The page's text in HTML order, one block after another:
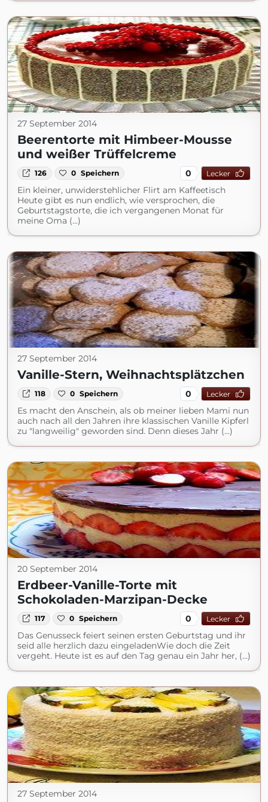
27 September 2014
Beerentorte mit Himbeer-Mousse
und weißer Trüffelcreme
126 0 Speichern 0 Lecker
Ein kleiner, unwiderstehlicher Flirt am Kaffeetisch
Heute gibt es nun endlich, wie versprochen, die
Geburtstagstorte, die ich vergangenen Monat für
meine Oma (...)
27 September 2014
Vanille-Stern, Weihnachtsplätzchen
118 0 Speichern 0 Lecker
Es macht den Anschein, als ob meiner lieben Mami nun
auch nach all den Jahren ihre klassischen Vanille Kipferl
zu "langweilig" geworden sind. Denn dieses Jahr (...)
20 September 2014
Erdbeer-Vanille-Torte mit
Schokoladen-Marzipan-Decke
117 0 Speichern 0 Lecker
Das Genusseck feiert seinen ersten Geburtstag und ihr
seid alle herzlich dazu eingeladenWie doch die Zeit
vergeht. Heute ist es auf den Tag genau ein Jahr her, (...)
27 September 2014